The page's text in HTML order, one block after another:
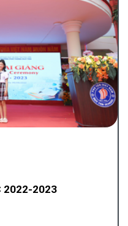
2022-2023